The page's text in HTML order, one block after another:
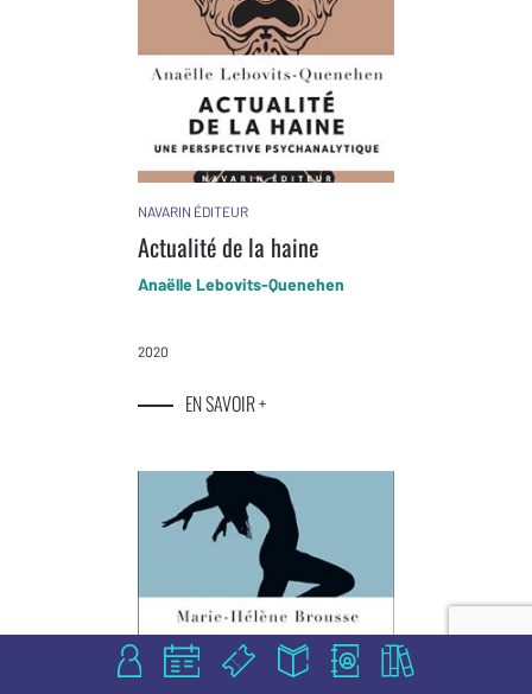
NAVARIN ÉDITEUR
Actualité de la haine
Anaëlle Lebovits-Quenehen
2020
EN SAVOIR +